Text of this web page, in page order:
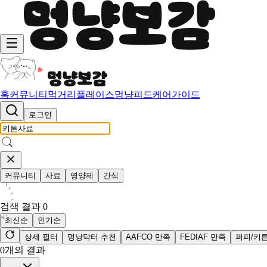
홈커뮤니티 먹거리 플레이스멍냥피드케어가이드
로그인
커뮤니티 사료 영양제 간식
검색 결과 0
최신순
인기순
상세 필터
멍냥닥터 추천 AAFCO 만족 FEDIAF 만족 퍼피/키
0개의 결과